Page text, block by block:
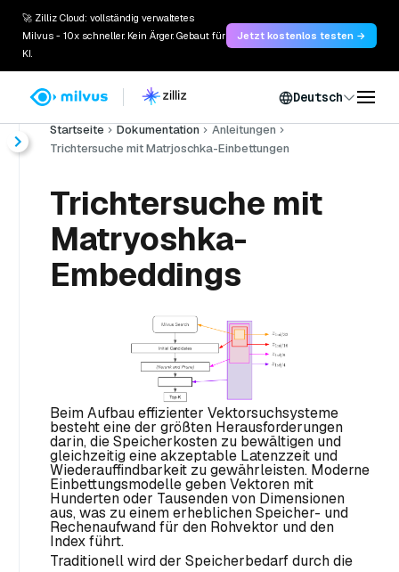
🚀 Zilliz Cloud: vollständig verwaltetes
Milvus - 10x schneller. Kein Ärger. Gebaut für
KI.
Jetzt kostenlos testen →
Deutsch
Startseite Dokumentation
Anleitungen
Trichtersuche mit Matrjoschka-Einbettungen
Trichtersuche mit
Matryoshka-
Embeddings
Beim Aufbau effizienter Vektorsuchsysteme
besteht eine der größten Herausforderungen
darin, die Speicherkosten zu bewältigen und
gleichzeitig eine akzeptable Latenzzeit und
Wiederauffindbarkeit zu gewährleisten. Moderne
Einbettungsmodelle geben Vektoren mit
Hunderten oder Tausenden von Dimensionen
aus, was zu einem erheblichen Speicher- und
Rechenaufwand für den Rohvektor und den
Index führt.
Traditionell wird der Speicherbedarf durch die